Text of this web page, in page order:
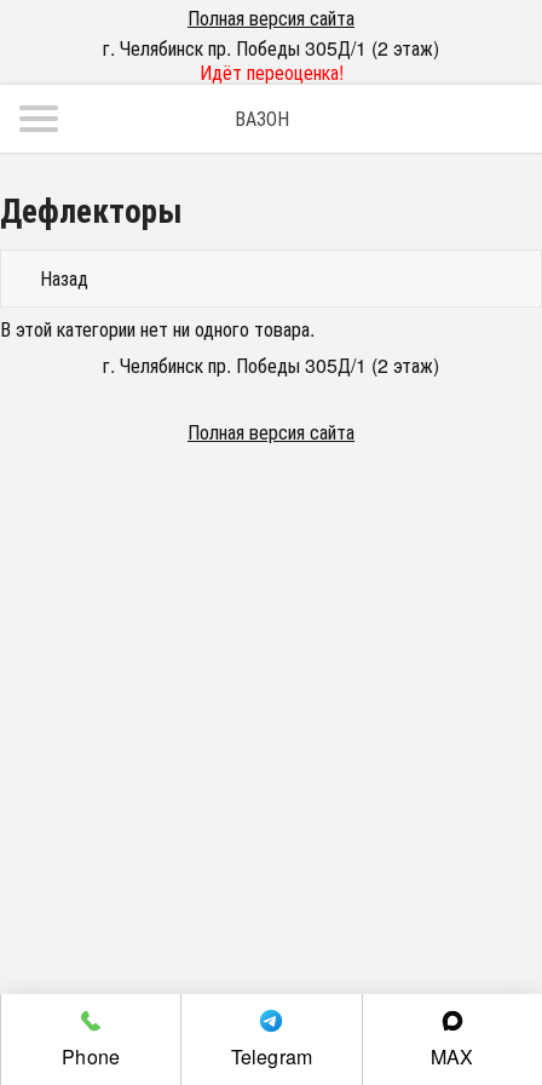
Полная версия сайта
г. Челябинск пр. Победы 305Д/1 (2 этаж)
Идёт переоценка!
ВАЗОН
Дефлекторы
Назад
В этой категории нет ни одного товара.
г. Челябинск пр. Победы 305Д/1 (2 этаж)
Полная версия сайта
Phone Telegram MAX